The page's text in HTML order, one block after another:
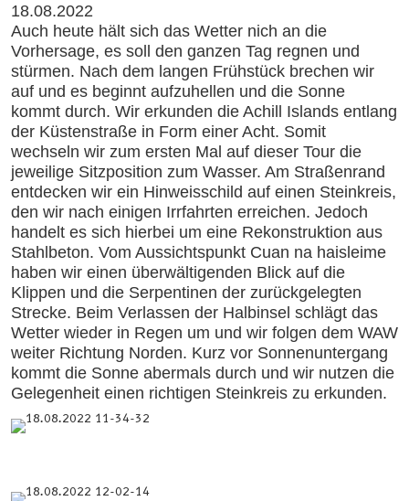
18.08.2022
Auch heute hält sich das Wetter nich an die
Vorhersage, es soll den ganzen Tag regnen und
stürmen. Nach dem langen Frühstück brechen wir
auf und es beginnt aufzuhellen und die Sonne
kommt durch. Wir erkunden die Achill Islands entlang
der Küstenstraße in Form einer Acht. Somit
wechseln wir zum ersten Mal auf dieser Tour die
jeweilige Sitzposition zum Wasser. Am Straßenrand
entdecken wir ein Hinweisschild auf einen Steinkreis,
den wir nach einigen Irrfahrten erreichen. Jedoch
handelt es sich hierbei um eine Rekonstruktion aus
Stahlbeton. Vom Aussichtspunkt Cuan na haisleime
haben wir einen überwältigenden Blick auf die
Klippen und die Serpentinen der zurückgelegten
Strecke. Beim Verlassen der Halbinsel schlägt das
Wetter wieder in Regen um und wir folgen dem WAW
weiter Richtung Norden. Kurz vor Sonnenuntergang
kommt die Sonne abermals durch und wir nutzen die
Gelegenheit einen richtigen Steinkreis zu erkunden.